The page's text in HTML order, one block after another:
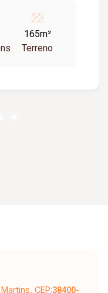
165m²
Terreno
CEP:38400-